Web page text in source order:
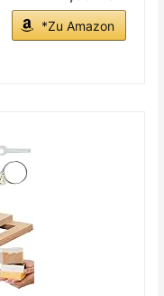
*Zu Amazon